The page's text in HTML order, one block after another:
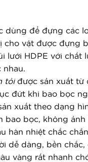
dùng để đựng các
cho vật được đựng
lưới HDPE với
nhau.
tỏiđược sản xuất từ
đứt khi bao bọc
xuất theo dạng
bao bọc, không
hàn nhiệt chắc
dễ dàng, bền
vàng rất nhanh